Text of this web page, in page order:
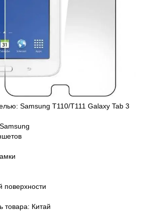
Samsung T110/T111 Galaxy Tab 3
поверхности
товара: Китай